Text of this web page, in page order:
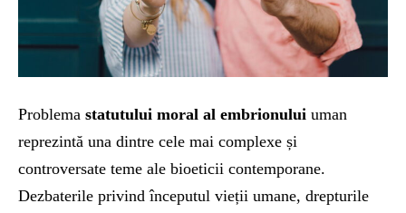
Problema statutului moral al embrionului uman
reprezintă una dintre cele mai complexe și
controversate teme ale bioeticii contemporane.
Dezbaterile privind începutul vieții umane, drepturile